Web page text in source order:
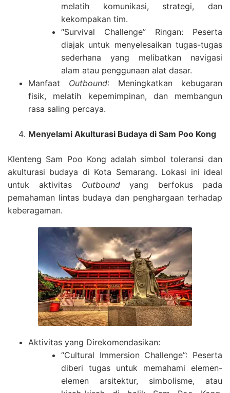
melatih komunikasi, strategi, dan
kekompakan tim.
“Survival Challenge” Ringan: Peserta
diajak untuk menyelesaikan tugas-tugas
sederhana yang melibatkan navigasi
alam atau penggunaan alat dasar.
Manfaat Outbound: Meningkatkan kebugaran
fisik, melatih kepemimpinan, dan membangun
rasa saling percaya.
Menyelami Akulturasi Budaya di Sam Poo Kong
Klenteng Sam Poo Kong adalah simbol toleransi dan
akulturasi budaya di Kota Semarang. Lokasi ini ideal
untuk aktivitas Outboundyang berfokus pada
pemahaman lintas budaya dan penghargaan terhadap
keberagaman.
Aktivitas yang Direkomendasikan:
“Cultural Immersion Challenge”: Peserta
diberi tugas untuk memahami elemen-
elemen arsitektur, simbolisme, atau